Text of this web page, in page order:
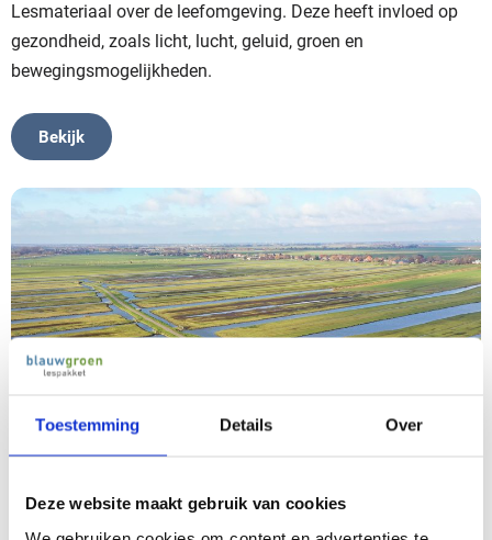
Toestemming Details Over
Deze website maakt gebruik van cookies
Lesmateriaal over de leefomgeving. Deze heeft invloed op
gezondheid, zoals licht, lucht, geluid, groen en
bewegingsmogelijkheden.
Bekijk